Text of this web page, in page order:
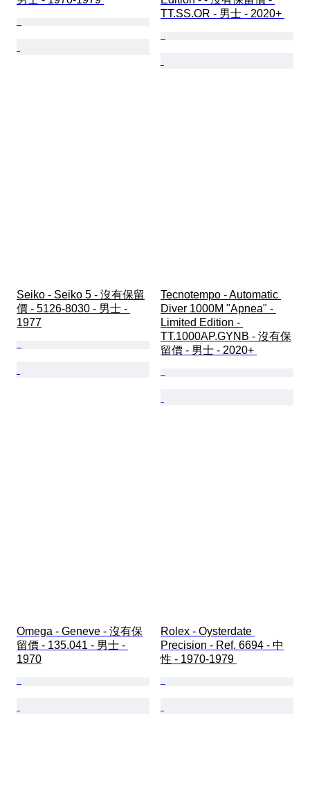
TT.SS.OR - 男士 - 2020+
Seiko - Seiko 5 - 沒有保留
價 - 5126-8030 - 男士 -
1977
Tecnotempo - Automatic
Diver 1000M "Apnea" -
Limited Edition -
TT.1000AP.GYNB - 沒有保
留價 - 男士 - 2020+
Omega - Geneve - 沒有保
留價 - 135.041 - 男士 -
1970
Rolex - Oysterdate
Precision - Ref. 6694 - 中
性 - 1970-1979